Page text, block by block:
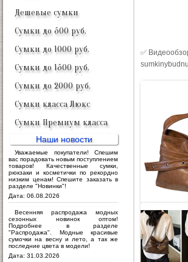
Дешевые сумки
Сумки до 500 руб.
Сумки до 1000 руб.
Сумки до 1500 руб.
Сумки до 2000 руб.
Сумки класса Люкс
Сумки Премиум класса
Наши новости
Уважаемые покупатели! Спешим
вас порадовать новым поступлением
товаров! Качественные сумки,
рюкзаки и косметички по рекордно
низким ценам! Спешите заказать в
разделе "Новинки"!
Дата: 06.08.2026
Весенняя распродажа модных
сезонных новинок оптом!
Подробнее в разделе
"Распродажа". Модные красивые
сумочки на весну и лето, а так же
последние цвета в модели!
Дата: 31.03.2026
✅